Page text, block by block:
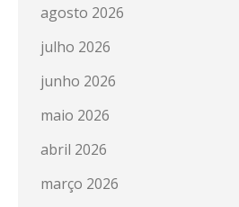
agosto 2026
julho 2026
junho 2026
maio 2026
abril 2026
março 2026